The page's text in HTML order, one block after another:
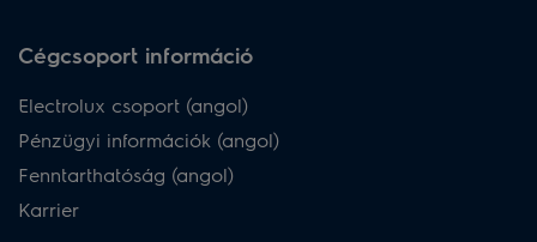
Cégcsoport információ
Electrolux csoport (angol)
Pénzügyi információk (angol)
Fenntarthatóság (angol)
Karrier